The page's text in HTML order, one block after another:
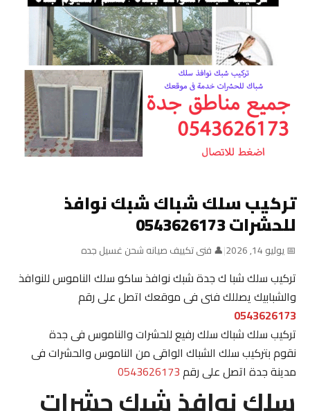
تركيب سلك شباك شبك نوافذ
للحشرات 0543626173
📅 يوليو 14, 2026 |👤 فنى تكييف صيانه شحن غسيل جده
تركيب سلك شبا ك جدة شبك نوافذ ساكو سلك الناموس للنوافذ
والشبابيك يصللك فنى فى موقعك اتصل على رقم
0543626173
تركيب سلك شباك سلك رفيع للحشرات والناموس فى جدة
نقوم بتركيب سلك الشباك الواقى من الناموس والحشرات فى
مدينة جدة اتصل على رقم0543626173